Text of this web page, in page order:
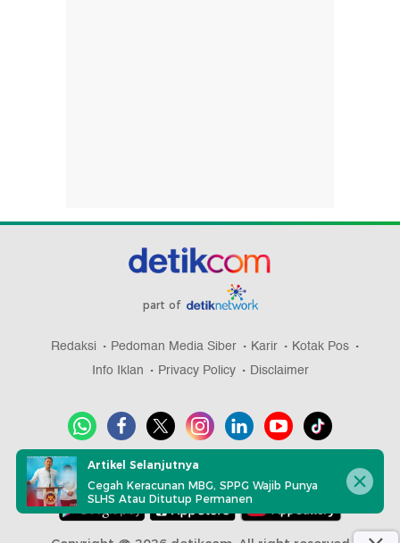
part of
Redaksi Pedoman Media Siber Karir
Kotak Pos
Info Iklan
Privacy Policy Disclaimer
Download aplikasi detikcom
Artikel Selanjutnya
Cegah Keracunan MBG, SPPG Wajib Punya
SLHS Atau Ditutup Permanen